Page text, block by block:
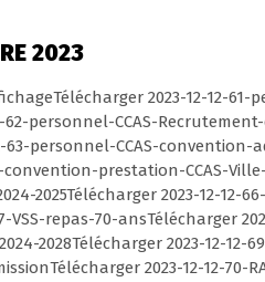
2023
2023-12-12-
62-personnel-CCAS-
63-personnel-CCAS-
convention-prestation-CCAS-
2025Télécharger 2023-12-12-
VSS-repas-70-ansTélécharger
2028Télécharger 2023-12-
2023-12-12-70-